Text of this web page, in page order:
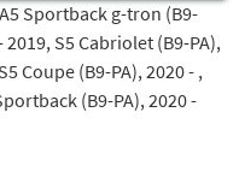
Sportback g-tron (B9-
2019, S5 Cabriolet (B9-PA),
Coupe (B9-PA), 2020 - ,
(B9-PA), 2020 -